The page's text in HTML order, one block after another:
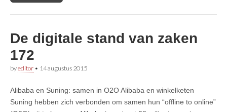
De digitale stand van zaken
172
byeditor • 14 augustus 2015
Alibaba en Suning: samen in O2O Alibaba en winkelketen
Suning hebben zich verbonden om samen hun “offline to online”